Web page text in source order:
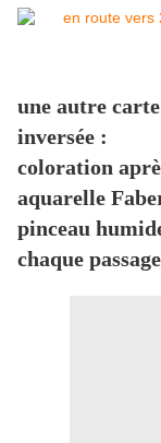
une autre
inversée :
coloration
aquarelle
pinceau
chaque